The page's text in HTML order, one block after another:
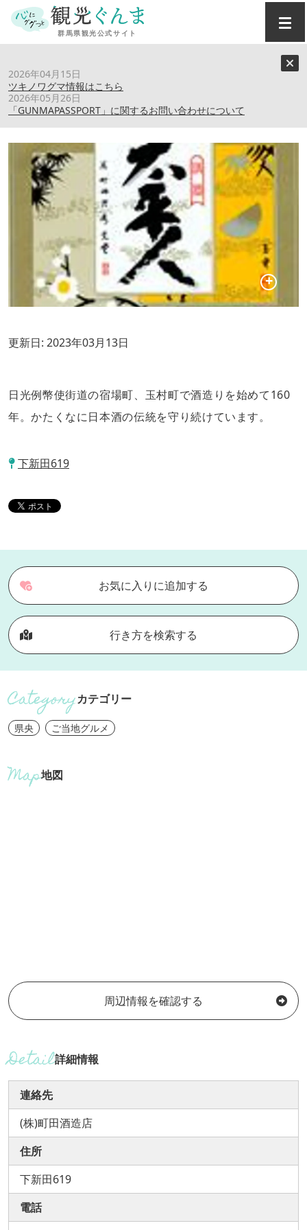
2026年04月15日
ツキノワグマ情報はこちら
2026年05月26日
「GUNMAPASSPORT」に関するお問い合わせについて
太平人（(株)町田酒造店）
更新日: 2023年03月13日
日光例幣使街道の宿場町、玉村町で酒造りを始めて160
年。かたくなに日本酒の伝統を守り続けています。
下新田619
お気に入りに追加する
行き方を検索する
カテゴリー
県央 ご当地グルメ
地図
周辺情報を確認する
詳細情報
連絡先
(株)町田酒造店
住所
下新田619
電話